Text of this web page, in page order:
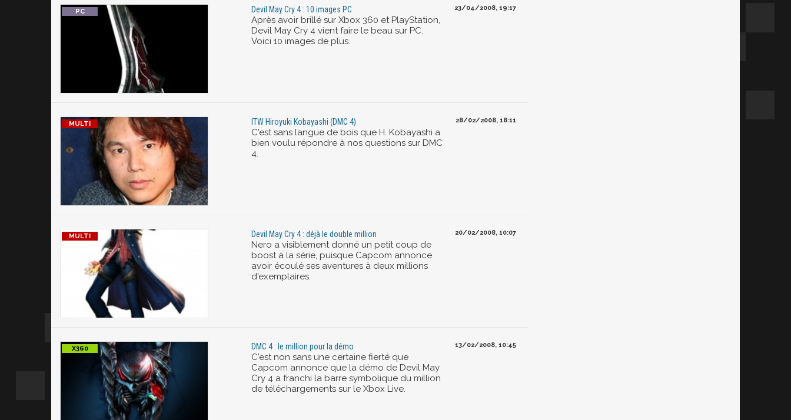
Devil May Cry 4 : 10 images PC
Après avoir brillé sur Xbox 360 et PlayStation,
Devil May Cry 4 vient faire le beau sur PC.
Voici 10 images de plus.
23/04/2008, 19:17
ITW Hiroyuki Kobayashi (DMC 4)
C'est sans langue de bois que H. Kobayashi a
bien voulu répondre à nos questions sur DMC
4.
28/02/2008, 18:11
Devil May Cry 4 : déjà le double million
Nero a visiblement donné un petit coup de
boost à la série, puisque Capcom annonce
avoir écoulé ses aventures à deux millions
d'exemplaires.
20/02/2008, 10:07
DMC 4 : le million pour la démo
C'est non sans une certaine fierté que
Capcom annonce que la démo de Devil May
Cry 4 a franchi la barre symbolique du million
de téléchargements sur le Xbox Live.
13/02/2008, 10:45